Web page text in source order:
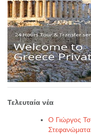
Τελευταία νέα
Ο Γιώργος